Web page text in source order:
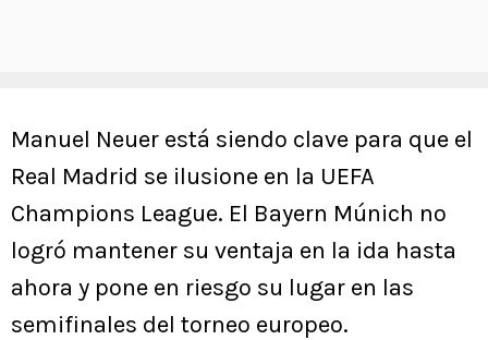
Manuel Neuer está siendo clave para que el
Real Madrid se ilusione en la UEFA
Champions League. El Bayern Múnich no
logró mantener su ventaja en la ida hasta
ahora y pone en riesgo su lugar en las
semifinales del torneo europeo.